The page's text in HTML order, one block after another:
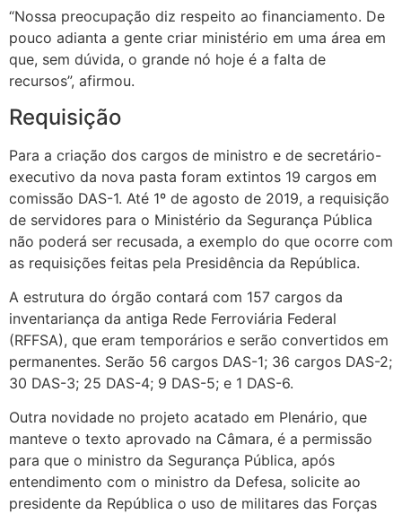
“Nossa preocupação diz respeito ao financiamento. De
pouco adianta a gente criar ministério em uma área em
que, sem dúvida, o grande nó hoje é a falta de
recursos”, afirmou.
Requisição
Para a criação dos cargos de ministro e de secretário-
executivo da nova pasta foram extintos 19 cargos em
comissão DAS-1. Até 1º de agosto de 2019, a requisição
de servidores para o Ministério da Segurança Pública
não poderá ser recusada, a exemplo do que ocorre com
as requisições feitas pela Presidência da República.
A estrutura do órgão contará com 157 cargos da
inventariança da antiga Rede Ferroviária Federal
(RFFSA), que eram temporários e serão convertidos em
permanentes. Serão 56 cargos DAS-1; 36 cargos DAS-2;
30 DAS-3; 25 DAS-4; 9 DAS-5; e 1 DAS-6.
Outra novidade no projeto acatado em Plenário, que
manteve o texto aprovado na Câmara, é a permissão
para que o ministro da Segurança Pública, após
entendimento com o ministro da Defesa, solicite ao
presidente da República o uso de militares das Forças